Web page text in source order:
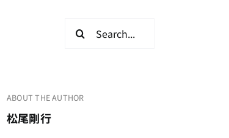
ABOUT THE AUTHOR
松尾剛行